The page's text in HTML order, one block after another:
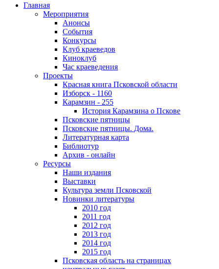
Главная
Мероприятия
Анонсы
События
Конкурсы
Клуб краеведов
Киноклуб
Час краеведения
Проекты
Красная книга Псковской области
Изборск - 1160
Карамзин - 255
История Карамзина о Пскове
Псковские пятницы
Псковские пятницы. Дома.
Литературная карта
Библиотур
Архив - онлайн
Ресурсы
Наши издания
Выставки
Культура земли Псковской
Новинки литературы
2010 год
2011 год
2012 год
2013 год
2014 год
2015 год
Псковская область на страницах